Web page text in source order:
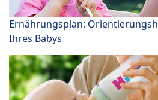
Ernährungsplan:
Ihres Babys